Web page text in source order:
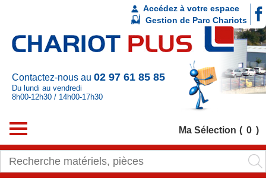
Contactez-nous au 02 97 61 85 85
Du lundi au vendredi
8h00-12h30 / 14h00-17h30
Accédez à votre espace
Gestion de Parc Chariots
Ma Sélection 0